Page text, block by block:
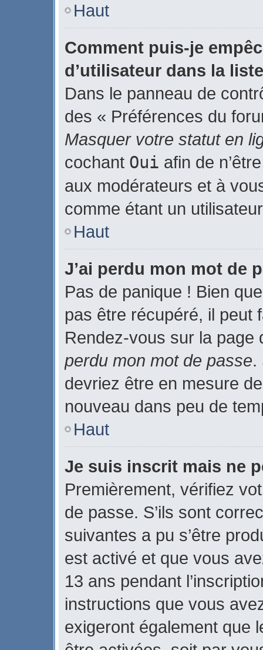
Haut
Comment puis-je
d’utilisateur dans la
Dans le panneau de
des « Préférences du
Masquer votre statut en
cochant Oui afin de
aux modérateurs et à
comme étant un
Haut
J’ai perdu mon mot de
Pas de panique ! Bien
pas être récupéré, il peut
Rendez-vous sur la
perdu mon mot de passe.
devriez être en mesure
nouveau dans peu de
Haut
Je suis inscrit mais ne
Premièrement, vérifiez
de passe. S’ils sont
suivantes a pu s’être
est activé et que vous
13 ans pendant
instructions que vous
exigeront également que